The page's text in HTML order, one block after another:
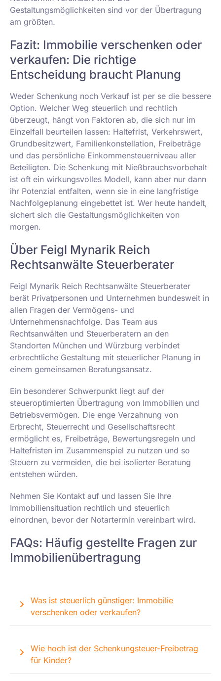
Gestaltungsmöglichkeiten sind vor der Übertragung
am größten.
Fazit: Immobilie verschenken oder
verkaufen: Die richtige
Entscheidung braucht Planung
Weder Schenkung noch Verkauf ist per se die bessere
Option. Welcher Weg steuerlich und rechtlich
überzeugt, hängt von Faktoren ab, die sich nur im
Einzelfall beurteilen lassen: Haltefrist, Verkehrswert,
Grundbesitzwert, Familienkonstellation, Freibeträge
und das persönliche Einkommensteuerniveau aller
Beteiligten. Die Schenkung mit Nießbrauchsvorbehalt
ist oft ein wirkungsvolles Modell, kann aber nur dann
ihr Potenzial entfalten, wenn sie in eine langfristige
Nachfolgeplanung eingebettet ist. Wer heute handelt,
sichert sich die Gestaltungsmöglichkeiten von
morgen.
Über Feigl Mynarik Reich
Rechtsanwälte Steuerberater
Feigl Mynarik Reich Rechtsanwälte Steuerberater
berät Privatpersonen und Unternehmen bundesweit in
allen Fragen der Vermögens- und
Unternehmensnachfolge. Das Team aus
Rechtsanwälten und Steuerberatern an den
Standorten München und Würzburg verbindet
erbrechtliche Gestaltung mit steuerlicher Planung in
einem gemeinsamen Beratungsansatz.
Ein besonderer Schwerpunkt liegt auf der
steueroptimierten Übertragung von Immobilien und
Betriebsvermögen. Die enge Verzahnung von
Erbrecht, Steuerrecht und Gesellschaftsrecht
ermöglicht es, Freibeträge, Bewertungsregeln und
Haltefristen im Zusammenspiel zu nutzen und so
Steuern zu vermeiden, die bei isolierter Beratung
entstehen würden.
Nehmen Sie Kontakt auf und lassen Sie Ihre
Immobiliensituation rechtlich und steuerlich
einordnen, bevor der Notartermin vereinbart wird.
FAQs: Häufig gestellte Fragen zur
Immobilienübertragung
Was ist steuerlich günstiger: Immobilie
verschenken oder verkaufen?
Wie hoch ist der Schenkungsteuer-Freibetrag
für Kinder?